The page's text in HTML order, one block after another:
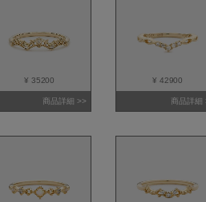
¥ 35200
商品詳細 >>
¥ 42900
商品詳細